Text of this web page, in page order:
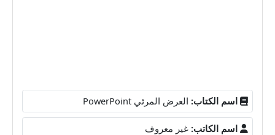
اسم الكتاب: العرض المرئي PowerPoint
اسم الكاتب: غير معروف